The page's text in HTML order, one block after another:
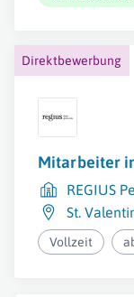
Direktbewerbung
Mitarbeiter
REGIUS
St.
Vollzeit